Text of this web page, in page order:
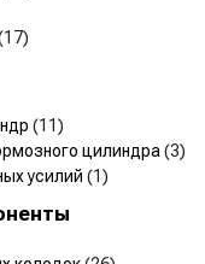
(11)
цилиндра (3)
усилий (1)